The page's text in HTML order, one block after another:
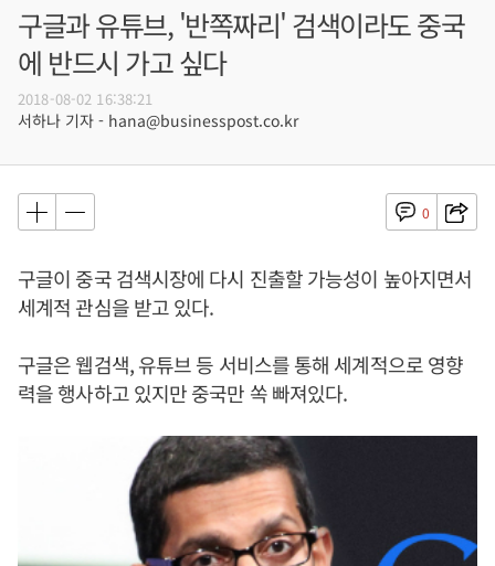
구글과 유튜브, '반쪽짜리' 검색이라도 중국
에 반드시 가고 싶다
2018-08-02 16:38:21
서하나 기자 - hana@businesspost.co.kr
0
구글이 중국 검색시장에 다시 진출할 가능성이 높아지면서
세계적 관심을 받고 있다.
구글은 웹검색, 유튜브 등 서비스를 통해 세계적으로 영향
력을 행사하고 있지만 중국만 쏙 빠져있다.